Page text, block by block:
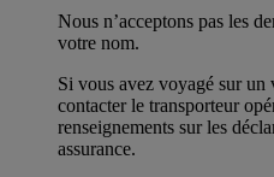
Nous n’acceptons pas les
votre nom.
Si vous avez voyagé sur
contacter le transporteur
renseignements sur les
assurance.